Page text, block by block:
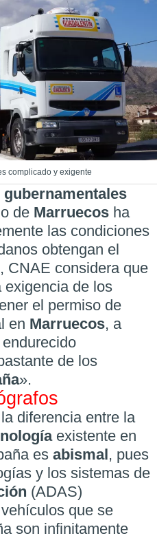
complicado y exigente
gubernamentales
de Marruecos ha
las condiciones
obtengan el
, CNAE considera que
exigencia de los
el permiso de
en Marruecos, a
de los
».
diferencia entre la
existente en
es abismal, pues
y los sistemas de
(ADAS)
que se
son infinitamente